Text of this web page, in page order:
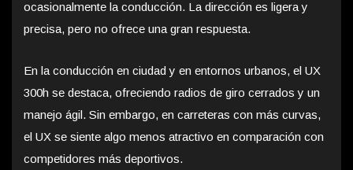
ocasionalmente la conducción. La dirección es ligera y
precisa, pero no ofrece una gran respuesta.
En la conducción en ciudad y en entornos urbanos, el UX
300h se destaca, ofreciendo radios de giro cerrados y un
manejo ágil. Sin embargo, en carreteras con más curvas,
el UX se siente algo menos atractivo en comparación con
competidores más deportivos.